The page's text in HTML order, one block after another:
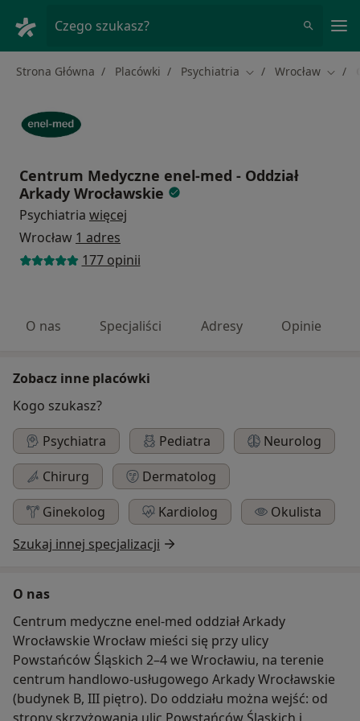
Czego szukasz?
Strona Główna Placówki Psychiatria Zmień miasto
Wrocław
Centrum Medyczne enel-med - Oddział
Arkady Wrocławskie
Psychiatria więcej
Wrocław 1 adres
177 opinii
O nas Specjaliści Adresy Opinie
Zobacz inne placówki
Kogo szukasz?
Psychiatra
Pediatra
Neurolog
Chirurg
Dermatolog
Ginekolog
Kardiolog
Okulista
Szukaj innej specjalizacji
O nas
Centrum medyczne enel-med oddział Arkady
Wrocławskie Wrocław mieści się przy ulicy
Powstańców Śląskich 2–4 we Wrocławiu, na terenie
centrum handlowo-usługowego Arkady Wrocławskie
(budynek B, III piętro). Do oddziału można wejść: od